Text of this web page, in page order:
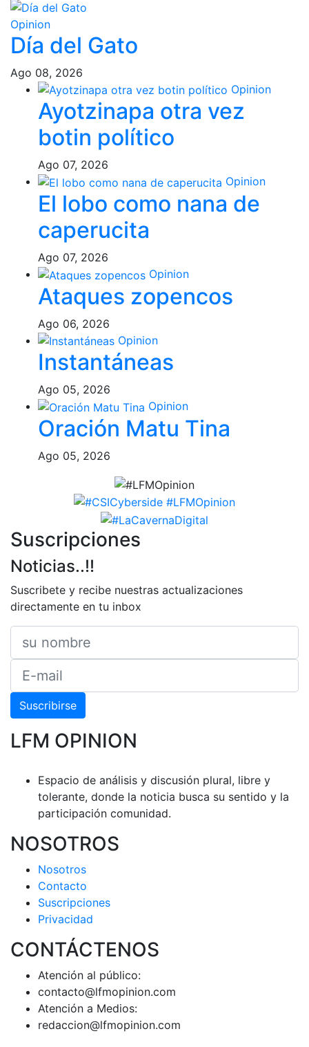
Opinion
Día del Gato
Ago 08, 2026
Opinion
Ayotzinapa otra vez
botin político
Ago 07, 2026
Opinion
El lobo como nana de
caperucita
Ago 07, 2026
Opinion
Ataques zopencos
Ago 06, 2026
Opinion
Instantáneas
Ago 05, 2026
Opinion
Oración Matu Tina
Ago 05, 2026
Suscripciones
Noticias..!!
Suscribete y recibe nuestras actualizaciones
directamente en tu inbox
Suscribirse
LFM OPINION
Espacio de análisis y discusión plural, libre y
tolerante, donde la noticia busca su sentido y la
participación comunidad.
NOSOTROS
Nosotros
Contacto
Suscripciones
Privacidad
CONTÁCTENOS
Atención al público:
contacto@lfmopinion.com
Atención a Medios:
redaccion@lfmopinion.com